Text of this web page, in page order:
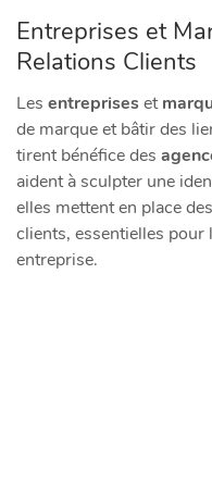
Entreprises et
Relations Clients
Les entrepriseset
de marque et bâtir des
tirent bénéfice des
aident à sculpter une
elles mettent en place
clients, essentielles pour
entreprise.